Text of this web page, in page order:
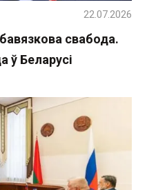
свабода.
ў Беларусі
22.07.2026